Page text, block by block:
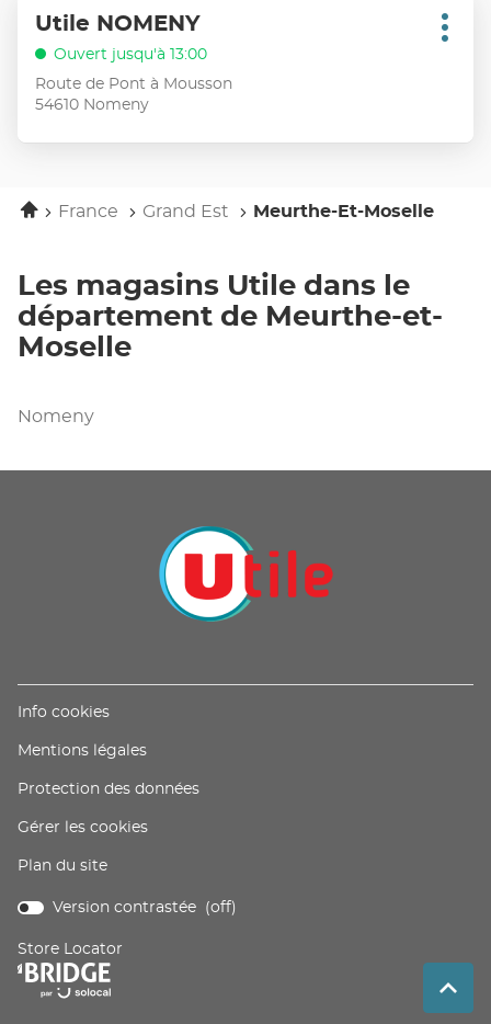
sur
touche
ENTRÉE
plus
amples
Point
de
:
Utile NOMENY
Ouvert jusqu'à 13:00
Route de Pont à Mousson
54610 Nomeny
Plus
AccueilFrance Grand Est Meurthe-Et-Moselle
Les magasins Utile dans le
département de Meurthe-et-
Moselle
Nomeny
EN
Info cookies(ouvre
une
fenêtre)
Mentions légales(ouvre
une
fenêtre)
Protection des données(ouvre
Gérer les cookies
Plan du site
Version contrastée (off)
Store Locator
(ouvre
dans